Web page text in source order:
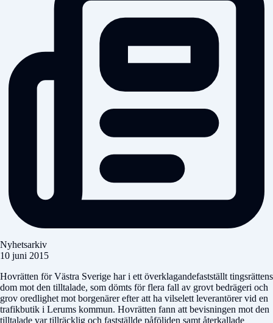
Nyhetsarkiv
10 juni 2015
Hovrätten för Västra Sverige har i ett överklagandefastställt tingsrättens
dom mot den tilltalade, som dömts för flera fall av grovt bedrägeri och
grov oredlighet mot borgenärer efter att ha vilselett leverantörer vid en
trafikbutik i Lerums kommun. Hovrätten fann att bevisningen mot den
tilltalade var tillräcklig och fastställde påföljden samt återkallade